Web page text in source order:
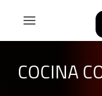
BUENUM
COCINA